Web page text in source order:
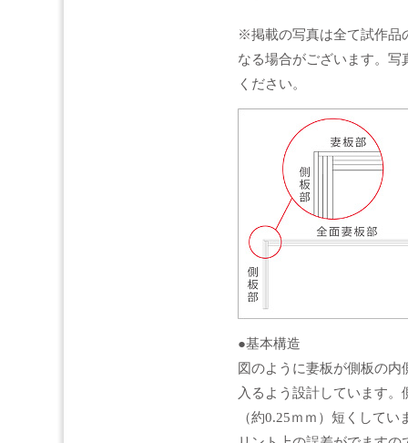
※掲載の写真は全て試作品
なる場合がございます。
ください。
●基本構造
図のように妻板が側板の
入るよう設計しています
（約0.25ｍｍ）短くしてい